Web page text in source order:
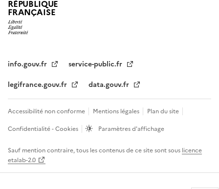
RÉPUBLIQUE
FRANÇAISE
info.gouv.fr
service-public.fr
legifrance.gouv.fr
data.gouv.fr
Accessibilité non conforme Mentions légales
Plan du site
Confidentialité - Cookies
Paramètres d'affichage
Sauf mention contraire, tous les contenus de ce site sont sous licence
etalab-2.0